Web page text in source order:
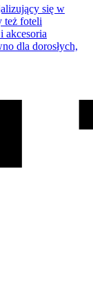
się w
też foteli
akcesoria
dla dorosłych,